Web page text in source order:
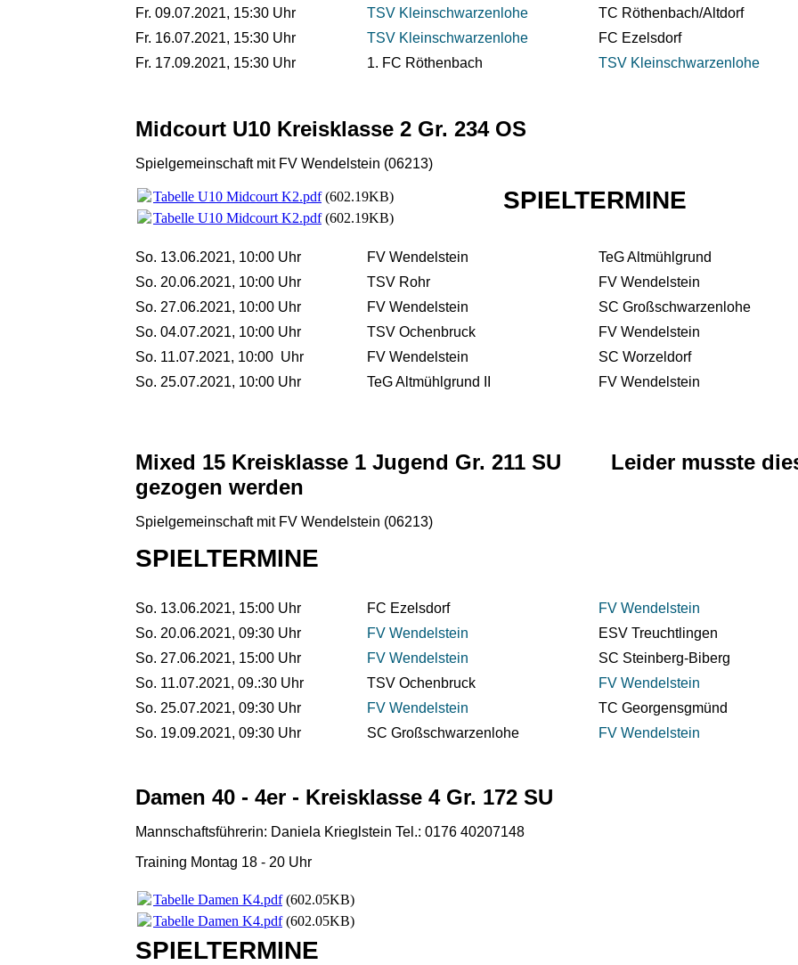
Fr. 09.07.2021, 15:30 Uhr
TSV Kleinschwarzenlohe TC Röthenbach/Altdorf
Fr. 16.07.2021, 15:30 Uhr
TSV Kleinschwarzenlohe FC Ezelsdorf
Fr. 17.09.2021, 15:30 Uhr
1. FC Röthenbach TSV Kleinschwarzenlohe
Midcourt U10 Kreisklasse 2 Gr. 234 OS
Spielgemeinschaft mit FV Wendelstein (06213)
Tabelle U10 Midcourt K2.pdf(602.19KB)
Tabelle U10 Midcourt K2.pdf(602.19KB)
SPIELTERMINE
So. 13.06.2021, 10:00 Uhr FV Wendelstein TeG Altmühlgrund
So. 20.06.2021, 10:00 Uhr
TSV Rohr FV Wendelstein
So. 27.06.2021, 10:00 Uhr
FV Wendelstein SC Großschwarzenlohe
So. 04.07.2021, 10:00 Uhr
TSV Ochenbruck FV Wendelstein
So. 11.07.2021, 10:00 Uhr
FV Wendelstein SC Worzeldorf
So. 25.07.2021, 10:00 Uhr
TeG Altmühlgrund II FV Wendelstein
Mixed 15 Kreisklasse 1 Jugend Gr. 211 SU Leider musste
gezogen werden
Spielgemeinschaft mit FV Wendelstein (06213)
SPIELTERMINE
So. 13.06.2021, 15:00 Uhr FC Ezelsdorf
FV Wendelstein
So. 20.06.2021, 09:30 Uhr
FV Wendelstein
ESV Treuchtlingen
So. 27.06.2021, 15:00 Uhr
FV Wendelstein
SC Steinberg-Biberg
So. 11.07.2021, 09.:30 Uhr
TSV Ochenbruck
FV Wendelstein
So. 25.07.2021, 09:30 Uhr
FV Wendelstein
TC Georgensgmünd
So. 19.09.2021, 09:30 Uhr
SC Großschwarzenlohe FV Wendelstein
Damen 40 - 4er - Kreisklasse 4 Gr. 172 SU
Mannschaftsführerin: Daniela Krieglstein Tel.: 0176 40207148
Training Montag 18 - 20 Uhr
Tabelle Damen K4.pdf(602.05KB)
Tabelle Damen K4.pdf(602.05KB)
SPIELTERMINE